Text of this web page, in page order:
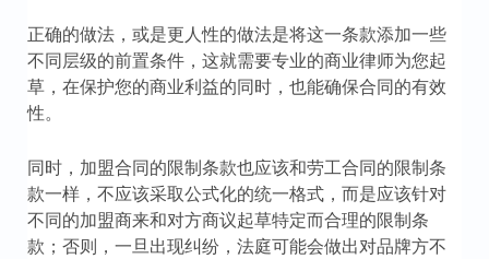
正确的做法，或是更人性的做法是将这一条款添加一些
不同层级的前置条件，这就需要专业的商业律师为您起
草，在保护您的商业利益的同时，也能确保合同的有效
性。
同时，加盟合同的限制条款也应该和劳工合同的限制条
款一样，不应该采取公式化的统一格式，而是应该针对
不同的加盟商来和对方商议起草特定而合理的限制条
款；否则，一旦出现纠纷，法庭可能会做出对品牌方不